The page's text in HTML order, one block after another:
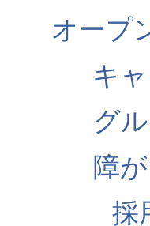
オープ
キ
グ
障
採